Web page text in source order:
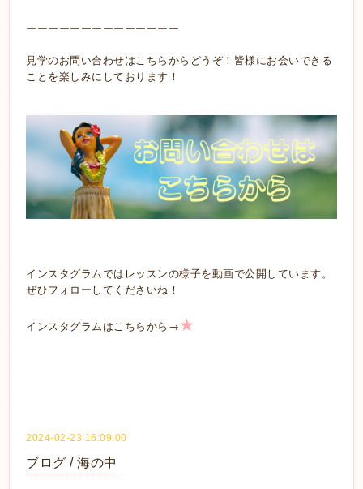
ーーーーーーーーーーーーーー
見学のお問い合わせはこちらからどうぞ！皆様にお会いできる
ことを楽しみにしております！
インスタグラムではレッスンの様子を動画で公開しています。
ぜひフォローしてくださいね！
インスタグラムはこちらから →★
2024-02-23 16:09:00
ブログ / 海の中